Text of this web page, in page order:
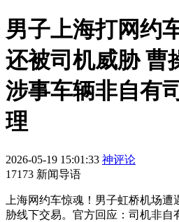
男子上海打网约
还被司机威胁 曹
涉事车辆非自有
理
2026-05-19 15:01:33 神评论
17173 新闻导语
上海网约车惊魂！男子虹桥机场
胁线下交易。官方回应：司机非自